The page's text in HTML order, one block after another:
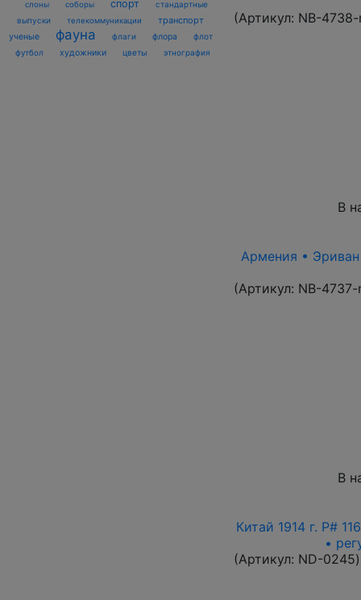
слоны соборы спорт
стандартные
выпуски
телекоммуникации транспорт
ученые фауна флаги флора
флот
футбол
художники цветы этнография
(Артикул: NB-4738-
В
Армения • Эриван
(Артикул: NB-4737-
В
Китай 1914 г. P#
•
(Артикул: ND-0245)